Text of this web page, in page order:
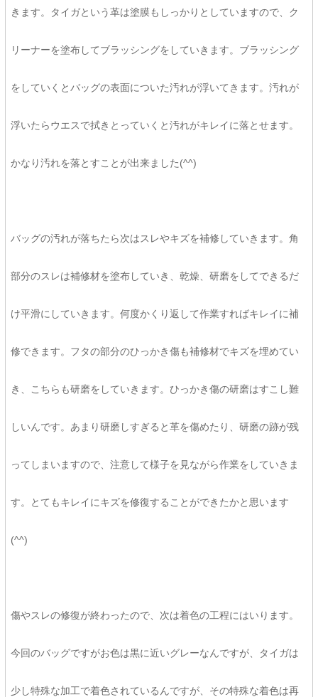
きます。タイガという革は塗膜もしっかりとしていますので、ク
リーナーを塗布してブラッシングをしていきます。ブラッシング
をしていくとバッグの表面についた汚れが浮いてきます。汚れが
浮いたらウエスで拭きとっていくと汚れがキレイに落とせます。
かなり汚れを落とすことが出来ました(^^)
バッグの汚れが落ちたら次はスレやキズを補修していきます。角
部分のスレは補修材を塗布していき、乾燥、研磨をしてできるだ
け平滑にしていきます。何度かくり返して作業すればキレイに補
修できます。フタの部分のひっかき傷も補修材でキズを埋めてい
き、こちらも研磨をしていきます。ひっかき傷の研磨はすこし難
しいんです。あまり研磨しすぎると革を傷めたり、研磨の跡が残
ってしまいますので、注意して様子を見ながら作業をしていきま
す。とてもキレイにキズを修復することができたかと思います
(^^)
傷やスレの修復が終わったので、次は着色の工程にはいります。
今回のバッグですがお色は黒に近いグレーなんですが、タイガは
少し特殊な加工で着色されているんですが、その特殊な着色は再